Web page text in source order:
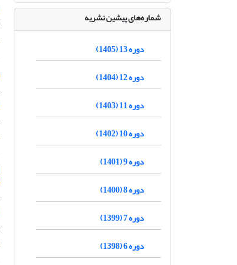
شماره‌های پیشین نشریه
دوره 13 (1405)
دوره 12 (1404)
دوره 11 (1403)
دوره 10 (1402)
دوره 9 (1401)
دوره 8 (1400)
دوره 7 (1399)
دوره 6 (1398)